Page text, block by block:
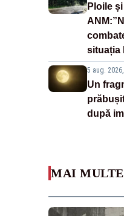
Ploile
situația
5 aug.
Un
după
MAI